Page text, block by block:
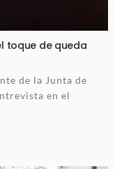
toque de queda
de la Junta de
en el